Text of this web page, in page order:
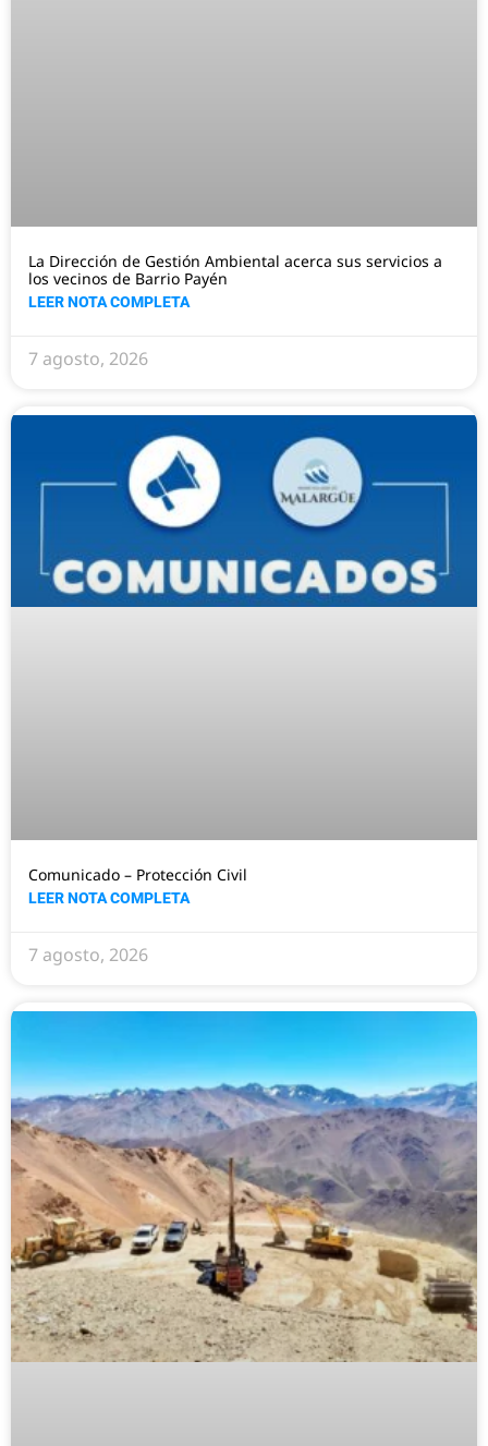
La Dirección de Gestión Ambiental acerca sus servicios a
los vecinos de Barrio Payén
LEER NOTA COMPLETA
7 agosto, 2026
Comunicado – Protección Civil
LEER NOTA COMPLETA
7 agosto, 2026